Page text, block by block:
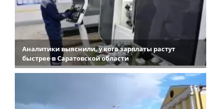
Аналитики выяснили, у кого зарплаты растут
быстрее в Саратовской области